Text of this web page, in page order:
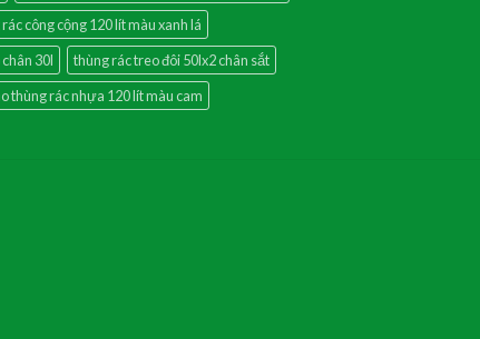
công cộng 120 lít màu xanh lá
30l
thùng rác treo đôi 50lx2 chân sắt
thùng rác nhựa 120 lít màu cam